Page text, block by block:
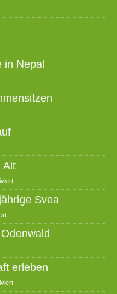
in Nepal
Alt
Svea
erleben